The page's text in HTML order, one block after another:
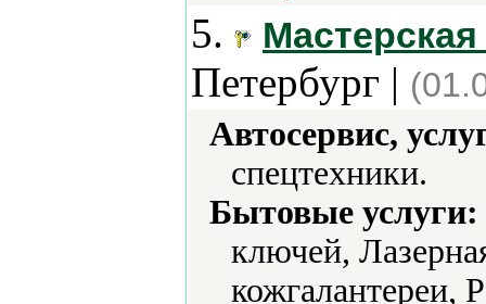
5.
Петербург |
Автосервис,
спецтехники.
Бытовые услуги:
ключей,
кожгалантереи,